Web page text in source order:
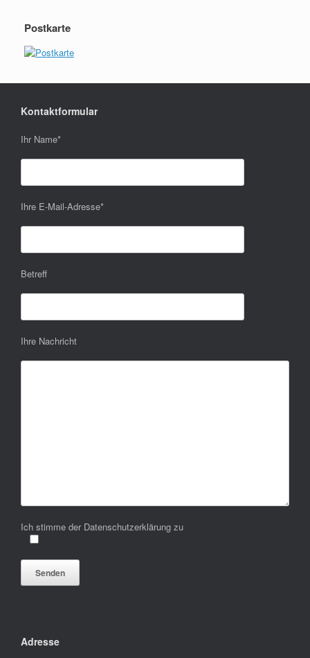
Postkarte
Kontaktformular
Ihr Name*
Ihre E-Mail-Adresse*
Betreff
Ihre Nachricht
Ich stimme der Datenschutzerklärung zu
Bitte lasse dieses Feld leer.
Adresse